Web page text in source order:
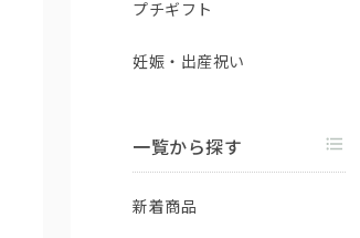
プチギフト
妊娠・出産祝い
一覧から探す
新着商品